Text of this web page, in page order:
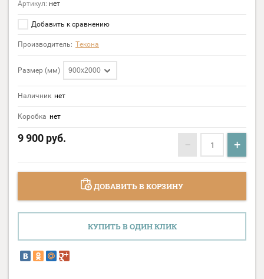
Артикул: нет
Добавить к сравнению
Производитель: Текона
Размер (мм) 900х2000
Наличник нет
Коробка нет
9 900 руб. − +
ДОБАВИТЬ В КОРЗИНУ
КУПИТЬ В ОДИН КЛИК